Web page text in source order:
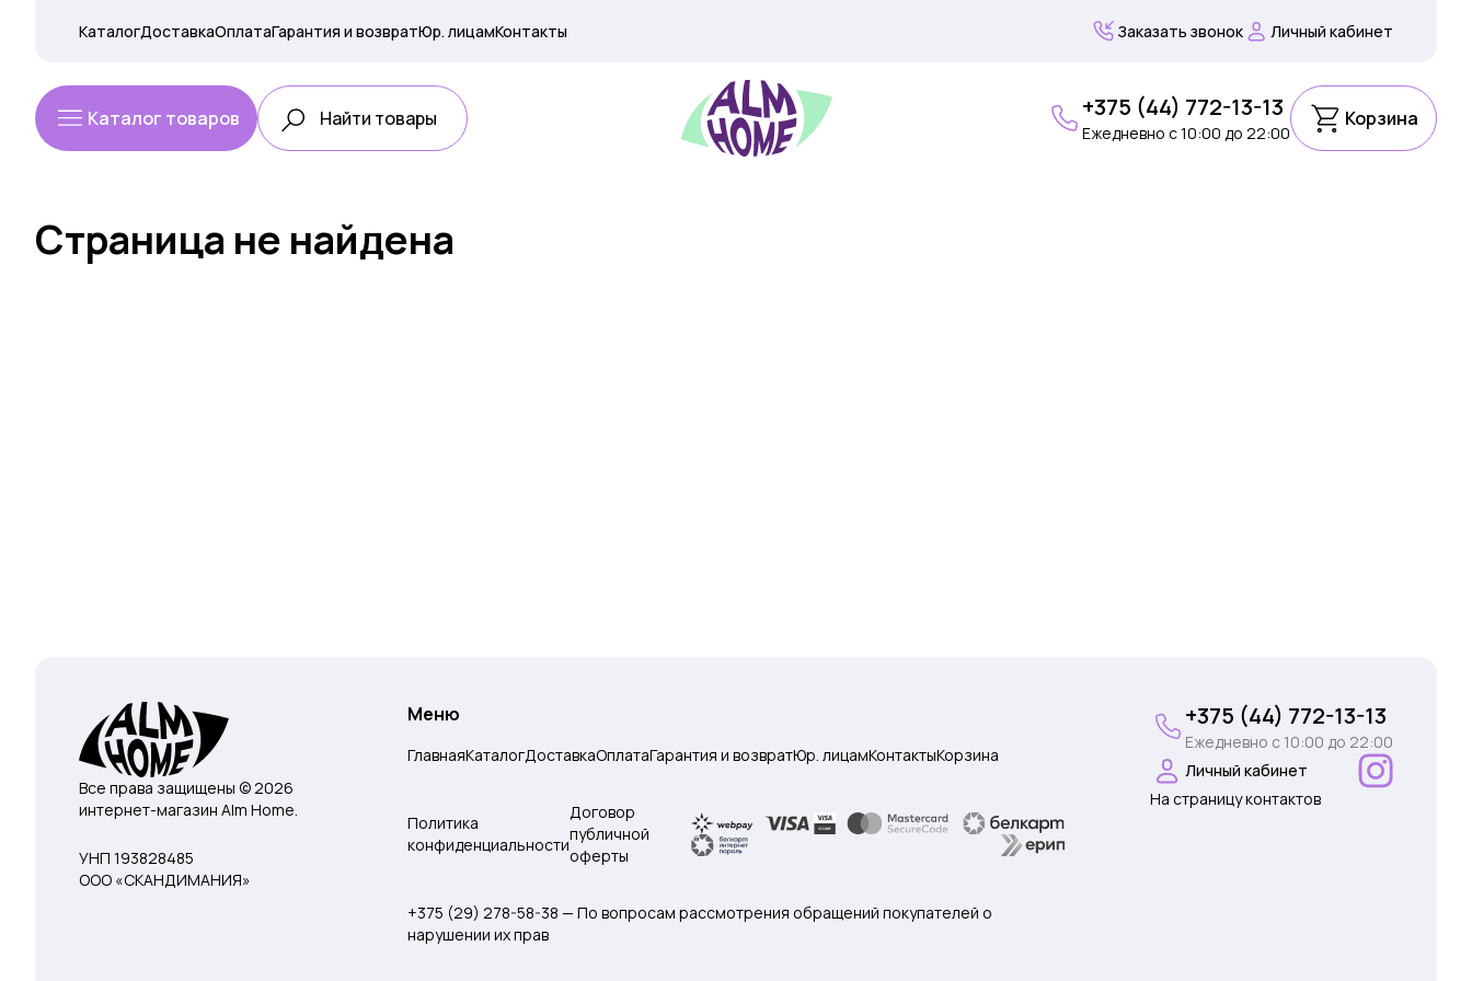
КаталогДоставкаОплатаГарантия и возвратЮр. лицамКонтакты Заказать звонок Личный кабинет
Каталог товаров +375 (44) 772-13-13
Ежедневно c 10:00 до 22:00
Корзина
Страница не найдена
Все права защищены © 2026
интернет-магазин Alm Home.
УНП 193828485
ООО «СКАНДИМАНИЯ»
Меню
ГлавнаяКаталогДоставкаОплатаГарантия и возвратЮр. лицамКонтактыКорзина
Политика
конфиденциальности
Договор
публичной
оферты
+375 (29) 278-58-38 — По вопросам рассмотрения обращений покупателей о
нарушении их прав
+375 (44) 772-13-13
Ежедневно c 10:00 до 22:00
Личный кабинет
На страницу контактов